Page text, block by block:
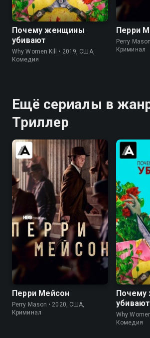
8.3 8.3
Почему женщины
убивают
Why Women Kill • 2019, США,
Комедия
Перри
Perry
Криминал
Ещё сериалы в
Триллер
Перри Мейсон
Perry Mason • 2020, США,
Криминал
8.3
убивают
Why
Комедия